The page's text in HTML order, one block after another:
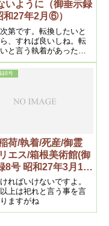
いように（御垂示録
和27年2月⑥）
第です。転換したいと
、すれば良いしね。転
と言う執着があったら
からね。転換して良い
8号
荷/執着/死産/御霊
エス/箱根美術館(御
8号 昭和27年3月1日
ればいけないですよ。
上は祀れと言う事を言
ますがね